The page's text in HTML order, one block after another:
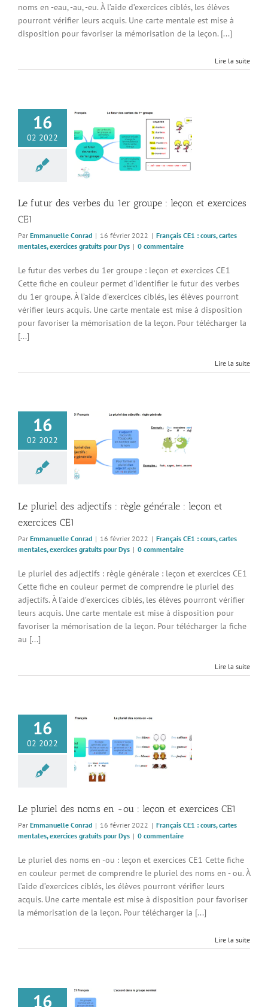
noms en -eau, -au, -eu. À l’aide d’exercices ciblés, les élèves
pourront vérifier leurs acquis. Une carte mentale est mise à
disposition pour favoriser la mémorisation de la leçon. [...]
Lire la suite
16
02 2022
verbes du 1er
et exercices
: cours, cartes
Le futur des verbes du 1er groupe : leçon et exercices
CE1
Par Emmanuelle Conrad | 16 février 2022 | Français CE1 : cours, cartes
mentales, exercices gratuits pour Dys | 0 commentaire
Le futur des verbes du 1er groupe : leçon et exercices CE1
Cette fiche en couleur permet d'identifier le futur des verbes
du 1er groupe. À l’aide d’exercices ciblés, les élèves pourront
vérifier leurs acquis. Une carte mentale est mise à disposition
pour favoriser la mémorisation de la leçon. Pour télécharger la
[...]
Lire la suite
16
02 2022
des adjectifs :
: leçon et
: cours, cartes
Le pluriel des adjectifs : règle générale : leçon et
exercices CE1
Par Emmanuelle Conrad | 16 février 2022 | Français CE1 : cours, cartes
mentales, exercices gratuits pour Dys | 0 commentaire
Le pluriel des adjectifs : règle générale : leçon et exercices CE1
Cette fiche en couleur permet de comprendre le pluriel des
adjectifs. À l’aide d’exercices ciblés, les élèves pourront vérifier
leurs acquis. Une carte mentale est mise à disposition pour
favoriser la mémorisation de la leçon. Pour télécharger la fiche
au [...]
Lire la suite
16
02 2022
noms en -ou
exercices CE1
: cours, cartes
exercices gratuits
Le pluriel des noms en -ou : leçon et exercices CE1
Par Emmanuelle Conrad | 16 février 2022 | Français CE1 : cours, cartes
mentales, exercices gratuits pour Dys | 0 commentaire
Le pluriel des noms en -ou : leçon et exercices CE1 Cette fiche
en couleur permet de comprendre le pluriel des noms en - ou. À
l’aide d’exercices ciblés, les élèves pourront vérifier leurs
acquis. Une carte mentale est mise à disposition pour favoriser
la mémorisation de la leçon. Pour télécharger la [...]
Lire la suite
16